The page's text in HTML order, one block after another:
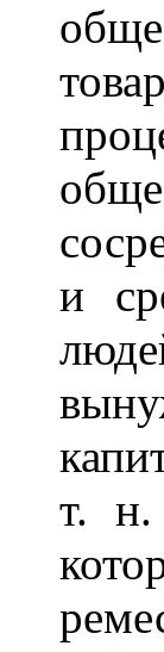
и
т. н.